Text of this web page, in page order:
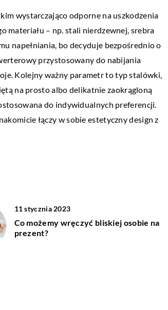
wystarczająco odporne na uszkodzenia
materiału – np. stali nierdzewnej, srebra
napełniania, bo decyduje bezpośrednio o
przystosowany do nabijania
Kolejny ważny parametr to typ stalówki,
na prosto albo delikatnie zaokrągloną
do indywidualnych preferencji.
łączy w sobie estetyczny design z
11 stycznia 2023
Co możemy wręczyć bliskiej osobie na
prezent?
–
ŻYCIE I STYL
Przydatne akcesoria dla psów
Psy są i powinny być traktowane jak
pełnoprawny członek rodziny. Zatem
powinien on mieć również swoje rozrywki